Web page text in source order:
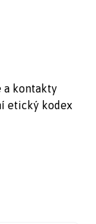
a kontakty
etický kodex